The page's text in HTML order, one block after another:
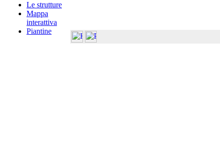
Le strutture
Mappa
interattiva
Piantine